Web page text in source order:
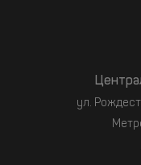
ул.